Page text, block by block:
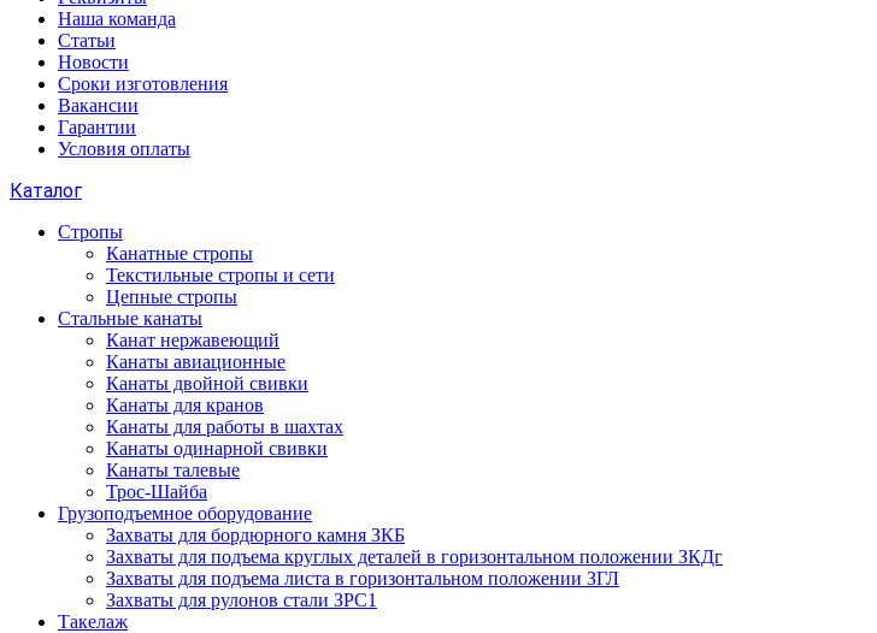
Наша команда
Статьи
Новости
Сроки изготовления
Вакансии
Гарантии
Условия оплаты
Каталог
Стропы
Канатные стропы
Текстильные стропы и сети
Цепные стропы
Стальные канаты
Канат нержавеющий
Канаты авиационные
Канаты двойной свивки
Канаты для кранов
Канаты для работы в шахтах
Канаты одинарной свивки
Канаты талевые
Трос-Шайба
Грузоподъемное оборудование
Захваты для бордюрного камня ЗКБ
Захваты для подъема круглых деталей в горизонтальном положении ЗКДг
Захваты для подъема листа в горизонтальном положении ЗГЛ
Захваты для рулонов стали ЗРС1
Такелаж